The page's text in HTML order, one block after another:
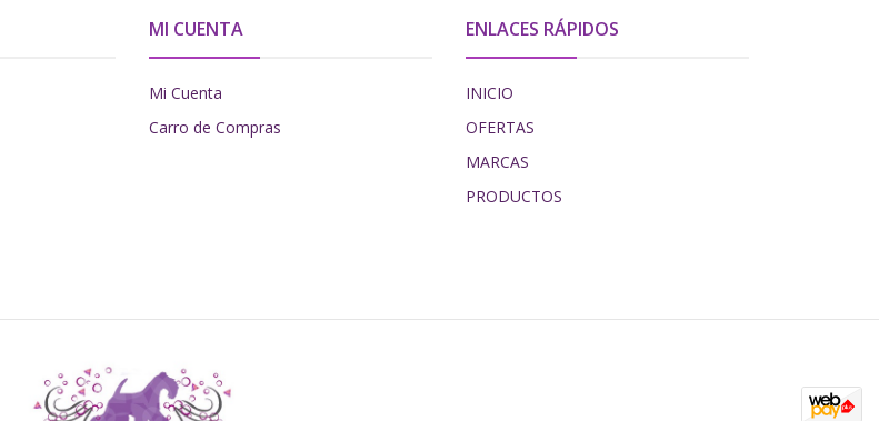
MI CUENTA
Mi Cuenta
Carro de Compras
ENLACES RÁPIDOS
INICIO
OFERTAS
MARCAS
PRODUCTOS